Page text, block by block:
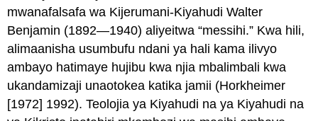
mwanafalsafa wa Kijerumani-Kiyahudi Walter
Benjamin (1892—1940) aliyeitwa “messihi.” Kwa hili,
alimaanisha usumbufu ndani ya hali kama ilivyo
ambayo hatimaye hujibu kwa njia mbalimbali kwa
ukandamizaji unaotokea katika jamii (Horkheimer
[1972] 1992). Teolojia ya Kiyahudi na ya Kiyahudi na